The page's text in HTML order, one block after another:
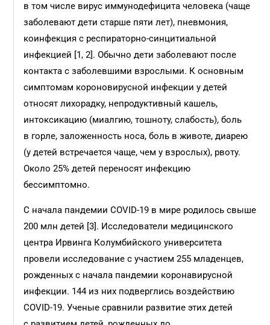
в том числе вирус иммунодефицита человека (чаще
заболевают дети старше пяти лет), пневмония,
коинфекция с респираторно-синцитиальной
инфекцией [1, 2]. Обычно дети заболевают после
контакта с заболевшими взрослыми. К основным
симптомам короновирусной инфекции у детей
относят лихорадку, непродуктивный кашель,
интоксикацию (миалгию, тошноту, слабость), боль
в горле, заложенность носа, боль в животе, диарею
(у детей встречается чаще, чем у взрослых), рвоту.
Около 25% детей переносят инфекцию
бессимптомно.
С начала пандемии COVID-19 в мире родилось свыше
200 млн детей [3]. Исследователи медицинского
центра Ирвинга Колумбийского университета
провели исследование с участием 255 младенцев,
рожденных с начала пандемии коронавирусной
инфекции. 144 из них подверглись воздействию
COVID-19. Ученые сравнили развитие этих детей